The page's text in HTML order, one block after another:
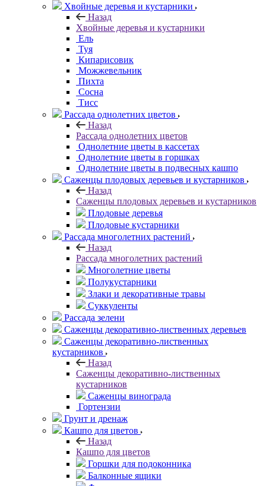
Хвойные деревья и кустарники
Назад
Хвойные деревья и кустарники
Ель
Туя
Кипарисовик
Можжевельник
Пихта
Сосна
Тисc
Рассада однолетних цветов
Назад
Рассада однолетних цветов
Однолетние цветы в кассетах
Однолетние цветы в горшках
Однолетние цветы в подвесных кашпо
Саженцы плодовых деревьев и кустарников
Назад
Саженцы плодовых деревьев и кустарников
Плодовые деревья
Плодовые кустарники
Рассада многолетних растений
Назад
Рассада многолетних растений
Многолетние цветы
Полукустарники
Злаки и декоративные травы
Суккуленты
Рассада зелени
Саженцы декоративно-лиственных деревьев
Саженцы декоративно-лиственных
кустарников
Назад
Саженцы декоративно-лиственных
кустарников
Саженцы винограда
Гортензии
Грунт и дренаж
Кашпо для цветов
Назад
Кашпо для цветов
Горшки для подоконника
Балконные ящики